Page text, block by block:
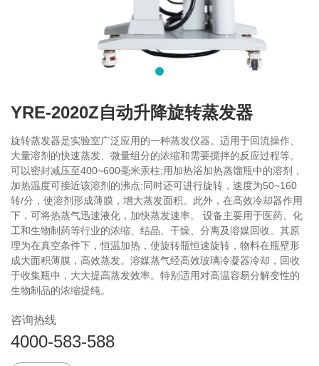
YRE-2020Z自动升降旋转蒸发器
旋转蒸发器是实验室广泛应用的一种蒸发仪器。适用于回流操作、
大量溶剂的快速蒸发、微量组分的浓缩和需要搅拌的反应过程等。
可以密封减压至400~600毫米汞柱;用加热浴加热蒸馏瓶中的溶剂，
加热温度可接近该溶剂的沸点;同时还可进行旋转，速度为50~160
转/分，使溶剂形成薄膜，增大蒸发面积。此外，在高效冷却器作用
下，可将热蒸气迅速液化，加快蒸发速率。 设备主要用于医药、化
工和生物制药等行业的浓缩、结晶、干燥、分离及溶媒回收。其原
理为在真空条件下，恒温加热，使旋转瓶恒速旋转，物料在瓶壁形
成大面积薄膜，高效蒸发。溶媒蒸气经高效玻璃冷凝器冷却，回收
于收集瓶中，大大提高蒸发效率。特别适用对高温容易分解变性的
生物制品的浓缩提纯。
咨询热线
4000-583-588